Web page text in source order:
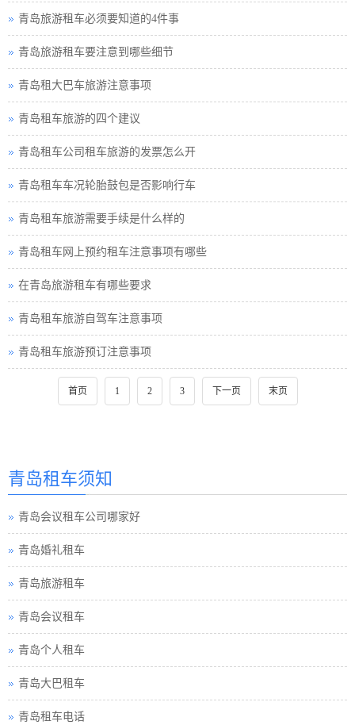
青岛旅游租车必须要知道的4件事
青岛旅游租车要注意到哪些细节
青岛租大巴车旅游注意事项
青岛租车旅游的四个建议
青岛租车公司租车旅游的发票怎么开
青岛租车车况轮胎鼓包是否影响行车
青岛租车旅游需要手续是什么样的
青岛租车网上预约租车注意事项有哪些
在青岛旅游租车有哪些要求
青岛租车旅游自驾车注意事项
青岛租车旅游预订注意事项
首页 1 2 3 下一页 末页
青岛租车须知
青岛会议租车公司哪家好
青岛婚礼租车
青岛旅游租车
青岛会议租车
青岛个人租车
青岛大巴租车
青岛租车电话